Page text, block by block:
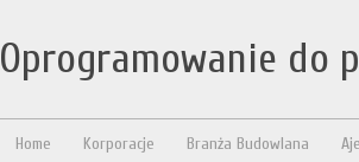
Oprogramowanie do
Home Korporacje Branża Budowlana